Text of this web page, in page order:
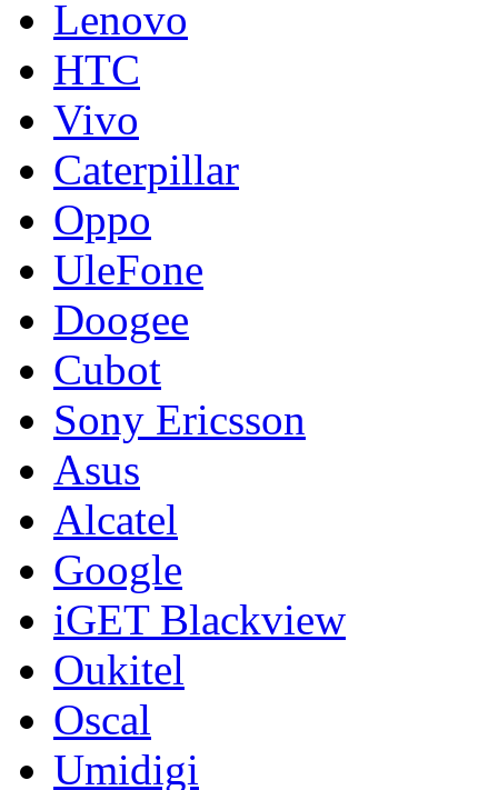
Lenovo
HTC
Vivo
Caterpillar
Oppo
UleFone
Doogee
Cubot
Sony Ericsson
Asus
Alcatel
Google
iGET Blackview
Oukitel
Oscal
Umidigi